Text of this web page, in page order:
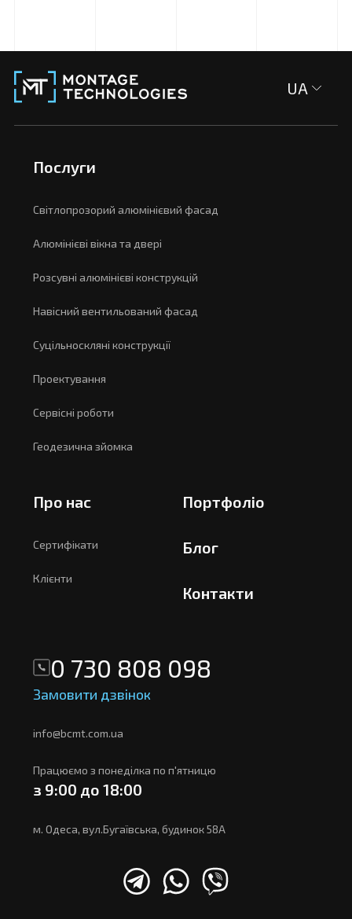
UA
Послуги
Світлопрозорий алюмінієвий фасад
Алюмінієві вікна та двері
Розсувні алюмінієві конструкцій
Навісний вентильований фасад
Суцільноскляні конструкції
Проектування
Сервісні роботи
Геодезична зйомка
Про нас
Сертифікати
Клієнти
Портфоліо
Блог
Контакти
0 730 808 098
Замовити дзвінок
info@bcmt.com.ua
Працюємо з понеділка по п'ятницю
з 9:00 до 18:00
м. Одеса, вул.Бугаївська, будинок 58А